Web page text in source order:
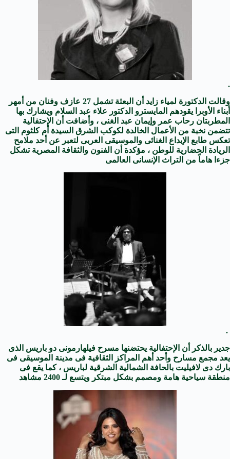
.
وقالت الدكتورة لمياء زايد أن البعثة تشمل 27 عازف وفنان من أمهر
أبناء الأوبرا يقودهم المايسترو الدكتور علاء عبد السلام ويشارك بها
المطربتان رحاب عمر وإيمان عبد الغنى ، وأضافت أن الإحتفالية
تتضمن نخبة من الأعمال الخالدة لكوكب الشرق السيدة أم كلثوم التى
تعكس طابع الإبداع الغنائى والموسيقى العربى لتعبر عن أحد ملامح
الريادة الحضارية للوطن ، مؤكدة أن الفنون والثقافة المصرية تشكل
جزءا هاماً من التراث الإنسانى العالمى
.
جدير بالذكر أن الإحتفالية يحتضنها مسرح فيلهارمونى دو باريس الذى
يعد مجمع مسارح وأحد أهم المراكز الثقافية فى مدينة الموسيقى فى
بارك دى لافيليت بالحافة الشمالية الشرقية لباريس ، كما يقع فى
منطقة سياحية هامة ومصمم بشكل مبتكر ويتسع لـ 2400 مشاهد